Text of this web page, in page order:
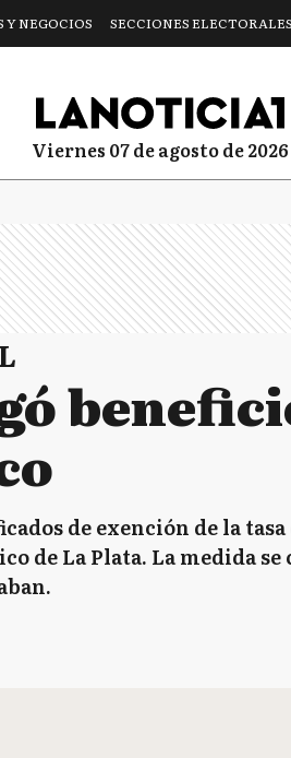
Y NEGOCIOS SECCIONES ELECTORALES
viernes 07 de agosto de 2026
de exención de la
de La Plata. La medida